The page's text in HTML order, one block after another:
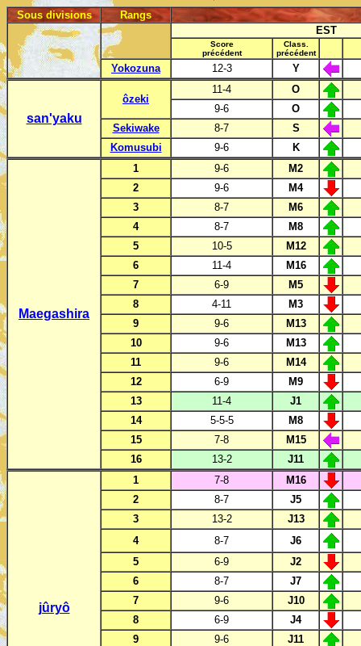
Sous divisions
Rangs
EST
Score
précédent
Class.
précédent
Yokozuna 12-3 Y
san'yaku
ôzeki
11-4
O
9-6
O
Sekiwake
8-7
S
Komusubi
9-6 K
Maegashira
1 9-6
M2
2
9-6
M4
3
8-7
M6
4
8-7
M8
5
10-5
M12
6
11-4
M16
7
6-9
M5
8
4-11
M3
9
9-6 M13
10
9-6
M13
11
9-6
M14
12
6-9
M9
13
11-4
J1
14
5-5-5
M8
15
7-8
M15
16
13-2 J11
jûryô
1 7-8
M16
2
8-7
J5
3
13-2
J13
4
8-7
J6
5
6-9
J2
6
8-7
J7
7
9-6
J10
8
6-9
J4
9
9-6
J11